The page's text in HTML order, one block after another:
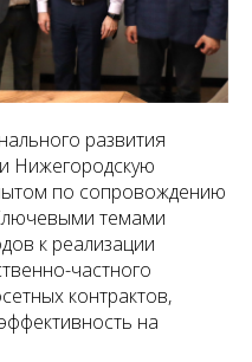
развития
Нижегородскую
по сопровождению
темами
к реализации
частного
контрактов,
на